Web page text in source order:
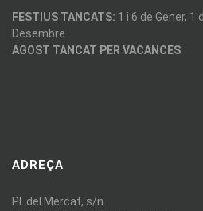
FESTIUS TANCATS: 1 i 6 de Gener, 1
Desembre
AGOST TANCAT PER VACANCES
ADREÇA
Pl. del Mercat, s/n